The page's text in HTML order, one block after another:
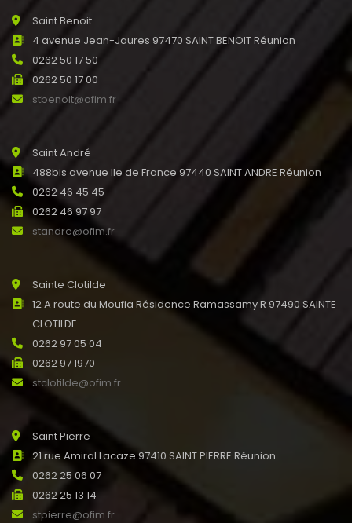
Saint Benoit
4 avenue Jean-Jaures 97470 SAINT BENOIT Réunion
0262 50 17 50
0262 50 17 00
stbenoit@ofim.fr
Saint André
488bis avenue Ile de France 97440 SAINT ANDRE Réunion
0262 46 45 45
0262 46 97 97
standre@ofim.fr
Sainte Clotilde
12 A route du Moufia Résidence Ramassamy R 97490 SAINTE
CLOTILDE
0262 97 05 04
0262 97 1970
stclotilde@ofim.fr
Saint Pierre
21 rue Amiral Lacaze 97410 SAINT PIERRE Réunion
0262 25 06 07
0262 25 13 14
stpierre@ofim.fr